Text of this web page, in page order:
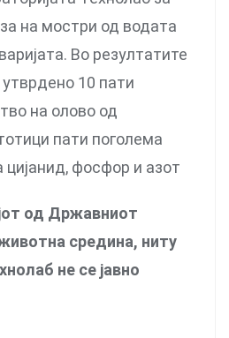
на мостри од водата
Во резултатите
10 пати
на олово од
пати поголема
цијанид, фосфор и азот
од Државниот
средина, ниту
не се јавно